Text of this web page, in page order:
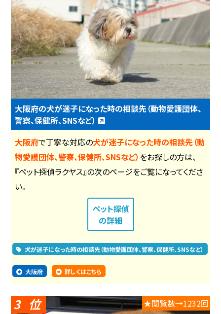
大阪府の犬が迷子になった時の相談先（動物愛護団体、
警察、保健所、SNSなど）
大阪府で丁寧な対応の犬が迷子になった時の相談先（動
物愛護団体、警察、保健所、SNSなど） をお探しの方は、
『ペット探偵ラクヤス』の次のページをご覧になってくださ
い。
ペット探偵
の詳細
犬が迷子になった時の相談先（動物愛護団体、警察、保健所、SNSなど）
大阪府 詳しくはこちら
3 ★閲覧数→1232回